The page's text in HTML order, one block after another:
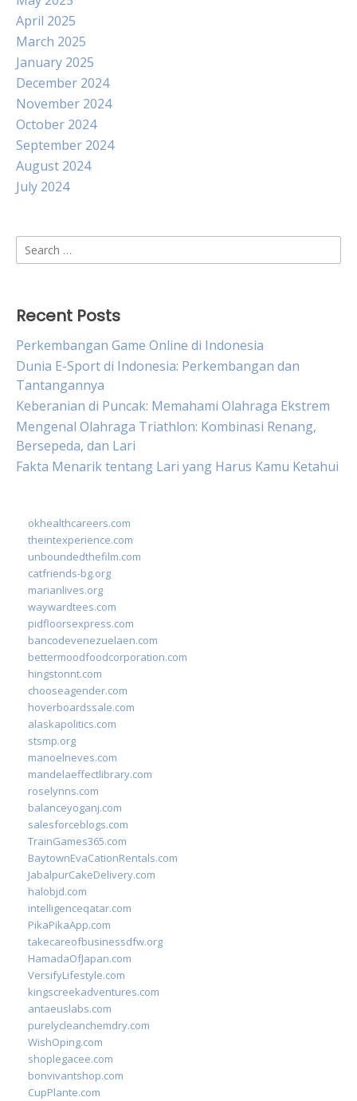
April 2025
March 2025
January 2025
December 2024
November 2024
October 2024
September 2024
August 2024
July 2024
Search
for:
Recent Posts
Perkembangan Game Online di Indonesia
Dunia E-Sport di Indonesia: Perkembangan dan
Tantangannya
Keberanian di Puncak: Memahami Olahraga Ekstrem
Mengenal Olahraga Triathlon: Kombinasi Renang,
Bersepeda, dan Lari
Fakta Menarik tentang Lari yang Harus Kamu Ketahui
okhealthcareers.com
theintexperience.com
unboundedthefilm.com
catfriends-bg.org
marianlives.org
waywardtees.com
pidfloorsexpress.com
bancodevenezuelaen.com
bettermoodfoodcorporation.com
hingstonnt.com
chooseagender.com
hoverboardssale.com
alaskapolitics.com
stsmp.org
manoelneves.com
mandelaeffectlibrary.com
roselynns.com
balanceyoganj.com
salesforceblogs.com
TrainGames365.com
BaytownEvaCationRentals.com
JabalpurCakeDelivery.com
halobjd.com
intelligenceqatar.com
PikaPikaApp.com
takecareofbusinessdfw.org
HamadaOfJapan.com
VersifyLifestyle.com
kingscreekadventures.com
antaeuslabs.com
purelycleanchemdry.com
WishOping.com
shoplegacee.com
bonvivantshop.com
CupPlante.com